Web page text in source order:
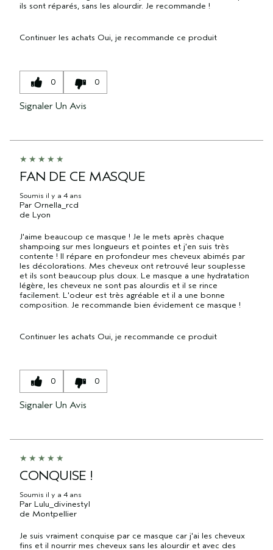
ils sont réparés, sans les alourdir. Je recommande !
Continuer les achats Oui, je recommande ce produit
0 0
Signaler Un Avis
FAN DE CE MASQUE
Soumis il y a 4 ans
Par Ornella_rcd
de Lyon
J'aime beaucoup ce masque ! Je le mets après chaque
shampoing sur mes longueurs et pointes et j'en suis très
contente ! Il répare en profondeur mes cheveux abimés par
les décolorations. Mes cheveux ont retrouvé leur souplesse
et ils sont beaucoup plus doux. Le masque a une hydratation
légère, les cheveux ne sont pas alourdis et il se rince
facilement. L'odeur est très agréable et il a une bonne
composition. Je recommande bien évidement ce masque !
Continuer les achats Oui, je recommande ce produit
0 0
Signaler Un Avis
CONQUISE !
Soumis il y a 4 ans
Par Lulu_divinestyl
de Montpellier
Je suis vraiment conquise par ce masque car j'ai les cheveux
fins et il nourrir mes cheveux sans les alourdir et avec des